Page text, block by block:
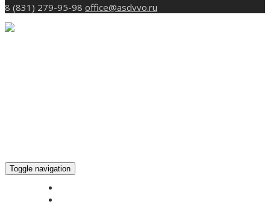
8 (831) 279-95-98 office@asdvvo.ru
Toggle navigation